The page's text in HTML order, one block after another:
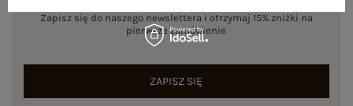
Zapisz się do naszego newslettera i otrzymaj 15% zniżki na
pierwsze zamówienie
ZAPISZ SIĘ